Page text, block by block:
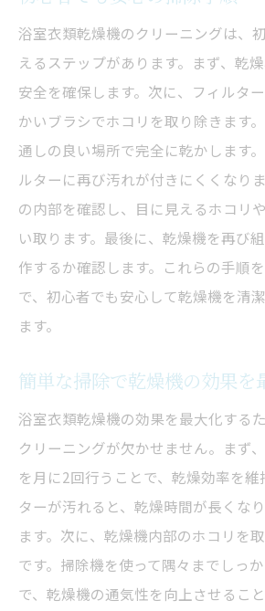
浴室衣類乾燥機のクリーニングは、
えるステップがあります。まず、乾燥
安全を確保します。次に、フィルタ
かいブラシでホコリを取り除きます
通しの良い場所で完全に乾かします
ルターに再び汚れが付きにくくなり
の内部を確認し、目に見えるホコリ
い取ります。最後に、乾燥機を再び
作するか確認します。これらの手順
で、初心者でも安心して乾燥機を清
ます。
簡単な掃除で乾燥機の効果を
浴室衣類乾燥機の効果を最大化する
クリーニングが欠かせません。まず
を月に2回行うことで、乾燥効率を維
ターが汚れると、乾燥時間が長くな
ます。次に、乾燥機内部のホコリを
です。掃除機を使って隅々までしっ
で、乾燥機の通気性を向上させるこ